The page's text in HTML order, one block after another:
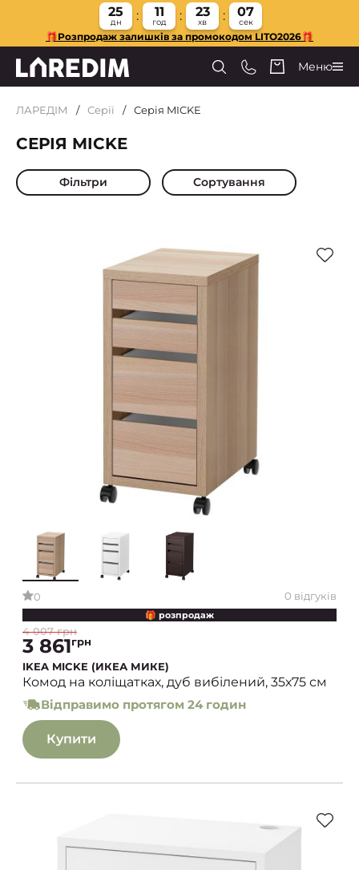
25
дн
11
год
23
хв
06
сек
🎁Розпродаж залишків за промокодом LITO2026🎁
Меню
ЛАРЕДІМ Серії Серія MICKE
СЕРІЯ MICKE
Фільтри Сортування
0 0 відгуків
🎁 розпродаж
4 007 грн
3 861грн
IKEA MICKE (ИКЕА МИКЕ)
Комод на коліщатках, дуб вибілений, 35х75 см
Відправимо протягом 24 годин
Купити